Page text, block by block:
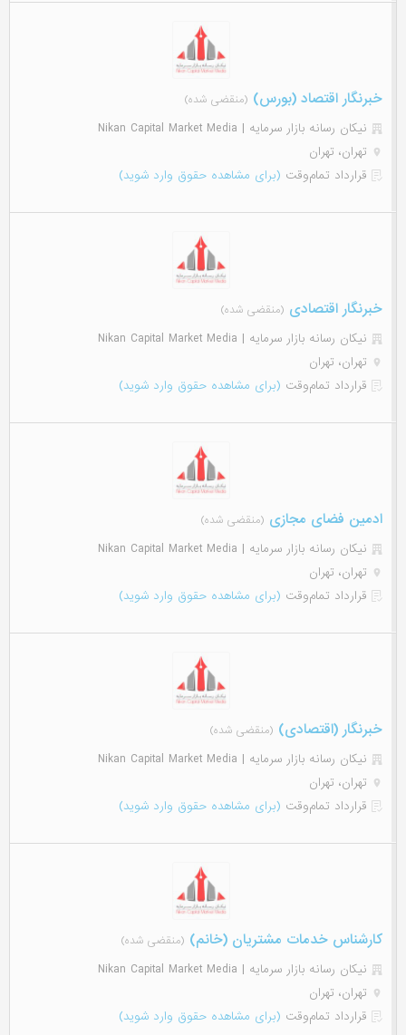
خبرنگار اقتصاد (بورس) (منقضی شده)
نیکان رسانه بازار سرمایه | Nikan Capital Market Media
تهران، تهران
قرارداد تمام‌وقت (برای مشاهده حقوق وارد شوید)
خبرنگار اقتصادی (منقضی شده)
نیکان رسانه بازار سرمایه | Nikan Capital Market Media
تهران، تهران
قرارداد تمام‌وقت (برای مشاهده حقوق وارد شوید)
ادمین فضای مجازی (منقضی شده)
نیکان رسانه بازار سرمایه | Nikan Capital Market Media
تهران، تهران
قرارداد تمام‌وقت (برای مشاهده حقوق وارد شوید)
خبرنگار (اقتصادی) (منقضی شده)
نیکان رسانه بازار سرمایه | Nikan Capital Market Media
تهران، تهران
قرارداد تمام‌وقت (برای مشاهده حقوق وارد شوید)
کارشناس خدمات مشتریان (خانم) (منقضی شده)
نیکان رسانه بازار سرمایه | Nikan Capital Market Media
تهران، تهران
قرارداد تمام‌وقت (برای مشاهده حقوق وارد شوید)